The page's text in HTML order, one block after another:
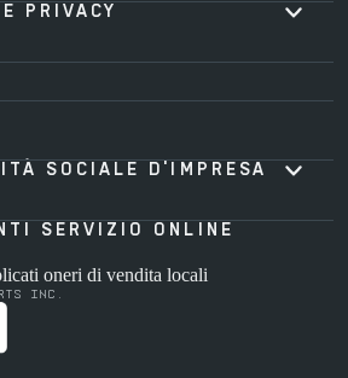
PRIVACY
SOCIALE D'IMPRESA
SERVIZIO ONLINE
oneri di vendita locali
Inc.